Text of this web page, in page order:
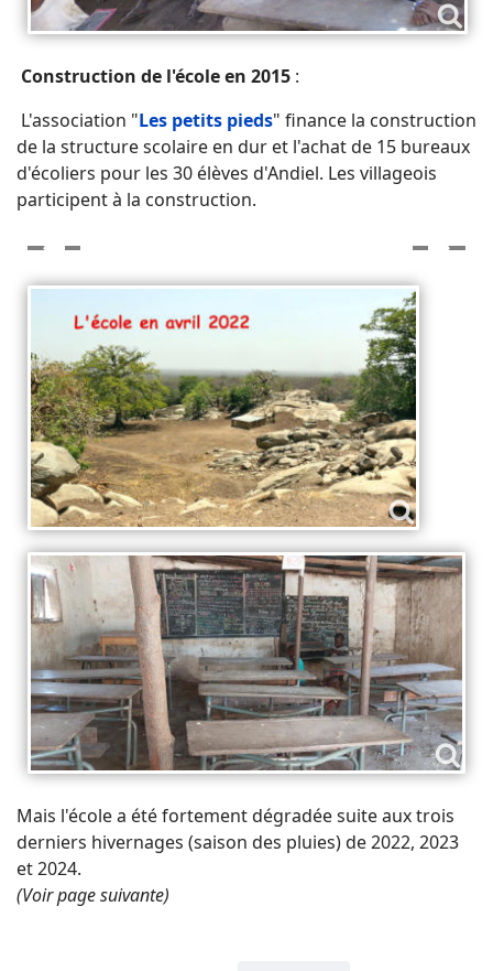
Construction de l'école en 2015 :
L'association "Les petits pieds" finance la construction
de la structure scolaire en dur et l'achat de 15 bureaux
d'écoliers pour les 30 élèves d'Andiel. Les villageois
participent à la construction.
Mais l'école a été fortement dégradée suite aux trois
derniers hivernages (saison des pluies) de 2022, 2023
et 2024.
(Voir page suivante)